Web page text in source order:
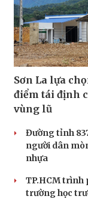
Sơn La lựa
điểm tái định
vùng lũ
Đường tỉnh
người dân
nhựa
TP.HCM trình
trường học